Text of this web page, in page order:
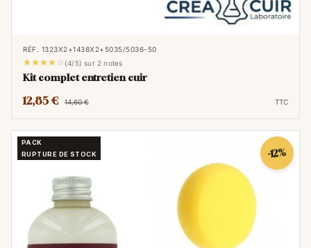
RÉF. 1323X2+1438X2+5035/5036-50
  (4/5) sur 2 notes
Kit complet entretien cuir
12,85 € 14,60 € TTC
PACK
RUPTURE DE STOCK
-12%